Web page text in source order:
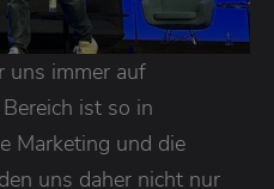
uns immer auf
ist so in
Marketing und die
uns daher nicht nur